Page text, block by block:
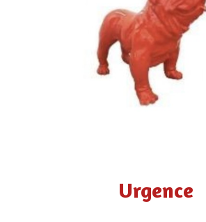
Urgence